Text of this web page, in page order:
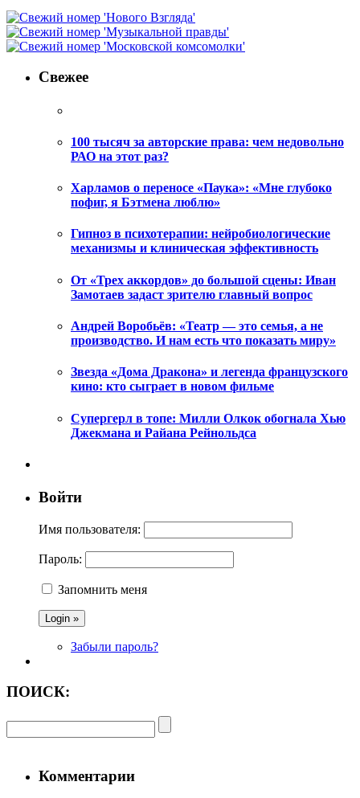
Свежее
100 тысяч за авторские права: чем недовольно
РАО на этот раз?
Харламов о переносе «Паука»: «Мне глубоко
пофиг, я Бэтмена люблю»
Гипноз в психотерапии: нейробиологические
механизмы и клиническая эффективность
От «Трех аккордов» до большой сцены: Иван
Замотаев задаст зрителю главный вопрос
Андрей Воробьёв: «Театр — это семья, а не
производство. И нам есть что показать миру»
Звезда «Дома Дракона» и легенда французского
кино: кто сыграет в новом фильме
Супергерл в топе: Милли Олкок обогнала Хью
Джекмана и Райана Рейнольдса
Войти
Имя пользователя:
Пароль:
Запомнить меня
Забыли пароль?
ПОИСК:
Комментарии